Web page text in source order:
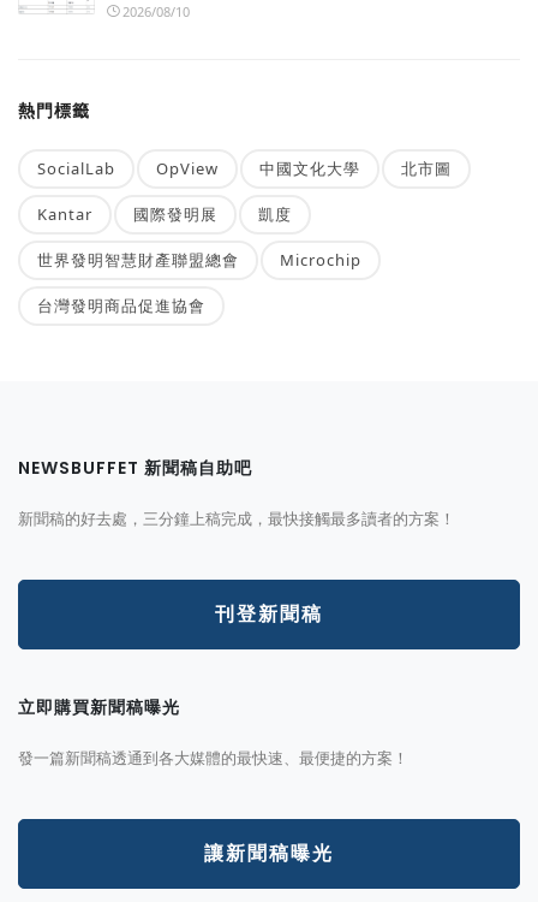
2026/08/10
熱門標籤
SocialLab OpView 中國文化大學 北市圖
Kantar 國際發明展 凱度
世界發明智慧財產聯盟總會 Microchip
台灣發明商品促進協會
NEWSBUFFET 新聞稿自助吧
新聞稿的好去處，三分鐘上稿完成，最快接觸最多讀者的方案！
刊登新聞稿
立即購買新聞稿曝光
發一篇新聞稿透通到各大媒體的最快速、最便捷的方案！
讓新聞稿曝光